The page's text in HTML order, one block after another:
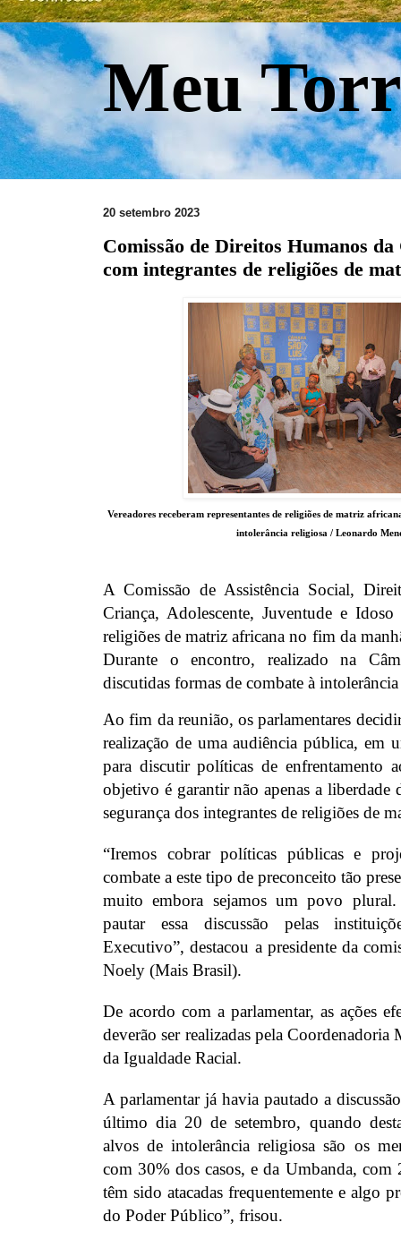
Meu
20 setembro 2023
Comissão de Direitos Humanos
com integrantes de religiões de
Vereadores receberam representantes de religiões de matriz
intolerância religiosa / Leonardo
A Comissão de Assistência Social,
Criança, Adolescente, Juventude e Idoso
religiões de matriz africana no fim da
Durante o encontro, realizado na
discutidas formas de combate à
Ao fim da reunião, os parlamentares
realização de uma audiência pública, em
para discutir políticas de enfrentamento
objetivo é garantir não apenas a liberdade
segurança dos integrantes de religiões de
“Iremos cobrar políticas públicas e
combate a este tipo de preconceito tão
muito embora sejamos um povo plural.
pautar essa discussão pelas
Executivo”, destacou a presidente da
Noely (Mais Brasil).
De acordo com a parlamentar, as ações
deverão ser realizadas pela
da Igualdade Racial.
A parlamentar já havia pautado a
último dia 20 de setembro, quando
alvos de intolerância religiosa são os
com 30% dos casos, e da Umbanda, com
têm sido atacadas frequentemente e algo
do Poder Público”, frisou.